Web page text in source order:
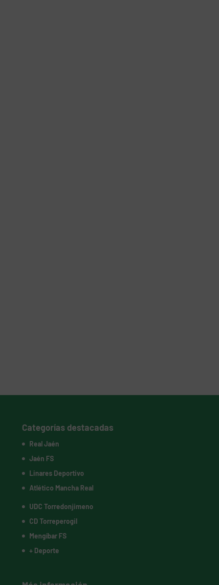
Categorías destacadas
Real Jaén
Jaén FS
Linares Deportivo
Atlético Mancha Real
UDC Torredonjimeno
CD Torreperogil
Mengíbar FS
+ Deporte